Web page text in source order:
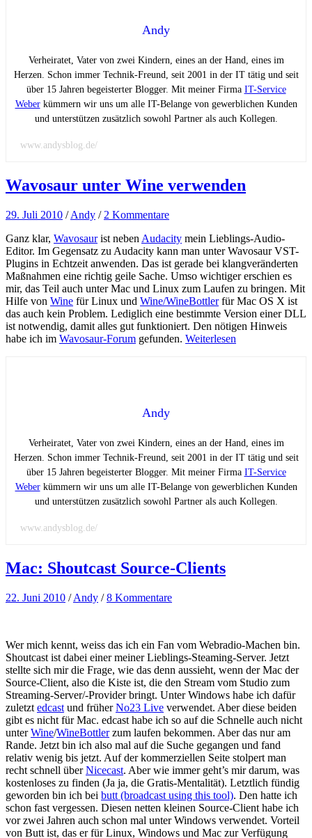
Andy
Verheiratet, Vater von zwei Kindern, eines an der Hand, eines im
Herzen. Schon immer Technik-Freund, seit 2001 in der IT tätig und seit
über 15 Jahren begeisterter Blogger. Mit meiner Firma IT-Service
Weberkümmern wir uns um alle IT-Belange von gewerblichen Kunden
und unterstützen zusätzlich sowohl Partner als auch Kollegen.
www.andysblog.de/
Wavosaur unter Wine verwenden
29. Juli 2010 /Andy / 2 Kommentare
Ganz klar, Wavosaurist neben Audacity mein Lieblings-Audio-
Editor. Im Gegensatz zu Audacity kann man unter Wavosaur VST-
Plugins in Echtzeit anwenden. Das ist gerade bei klangveränderten
Maßnahmen eine richtig geile Sache. Umso wichtiger erschien es
mir, das Teil auch unter Mac und Linux zum Laufen zu bringen. Mit
Hilfe von Wine für Linux und Wine/WineBottlerfür Mac OS X ist
das auch kein Problem. Lediglich eine bestimmte Version einer DLL
ist notwendig, damit alles gut funktioniert. Den nötigen Hinweis
habe ich im Wavosaur-Forum gefunden. Weiterlesen
Andy
Verheiratet, Vater von zwei Kindern, eines an der Hand, eines im
Herzen. Schon immer Technik-Freund, seit 2001 in der IT tätig und seit
über 15 Jahren begeisterter Blogger. Mit meiner Firma IT-Service
Weberkümmern wir uns um alle IT-Belange von gewerblichen Kunden
und unterstützen zusätzlich sowohl Partner als auch Kollegen.
www.andysblog.de/
Mac: Shoutcast Source-Clients
22. Juni 2010 /Andy /8 Kommentare
Wer mich kennt, weiss das ich ein Fan vom Webradio-Machen bin.
Shoutcast ist dabei einer meiner Lieblings-Steaming-Server. Jetzt
stellte sich mir die Frage, wie das denn aussieht, wenn der Mac der
Source-Client, also die Kiste ist, die den Stream vom Studio zum
Streaming-Server/-Provider bringt. Unter Windows habe ich dafür
zuletzt edcast und früherNo23 Live verwendet. Aber diese beiden
gibt es nicht für Mac. edcast habe ich so auf die Schnelle auch nicht
unterWine/WineBottlerzum laufen bekommen. Aber das nur am
Rande. Jetzt bin ich also mal auf die Suche gegangen und fand
relativ wenig bis jetzt. Auf der kommerziellen Seite stolpert man
recht schnell überNicecast. Aber wie immer geht’s mir darum, was
kostenloses zu finden (Ja ja, die Gratis-Mentalität). Letztlich fündig
geworden bin ich bei butt (broadcast using this tool). Den hatte ich
schon fast vergessen. Diesen netten kleinen Source-Client habe ich
vor zwei Jahren auch schon mal unter Windows verwendet. Vorteil
von Butt ist, das er für Linux, Windows und Mac zur Verfügung